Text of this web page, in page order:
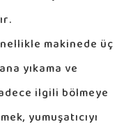
makinede üç
yıkama ve
ilgili bölmeye
yumuşatıcıyı